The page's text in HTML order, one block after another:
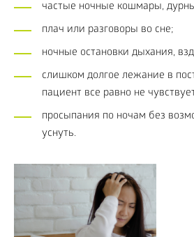
частые ночные кошмары,
плач или разговоры во сне;
ночные остановки дыхания,
слишком долгое лежание в
пациент все равно не
просыпания по ночам без
уснуть.